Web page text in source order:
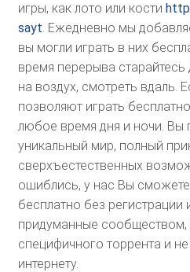
игры, как лото или кости
sayt. Ежедневно мы
вы могли играть в них
время перерыва старайтесь
на воздух, смотреть вдаль.
позволяют играть
любое время дня и ночи. Вы
уникальный мир, полный
сверхъестественных
ошиблись, у нас Вы
бесплатно без регистрации
придуманные
специфичного торрента и
интернету.